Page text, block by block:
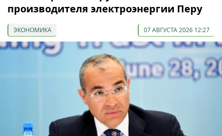
производителя электроэнергии Перу
ЭКОНОМИКА 07 АВГУСТА 2026 12:27